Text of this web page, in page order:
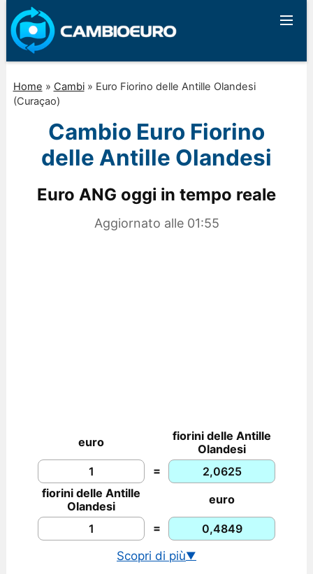
Home » Cambi» Euro Fiorino delle Antille Olandesi
(Curaçao)
Cambio Euro Fiorino
delle Antille Olandesi
Euro ANG oggi in tempo reale
Aggiornato alle 01:55
euro
fiorini delle Antille
Olandesi
=
fiorini delle Antille
Olandesi
euro
=
Scopri di più▼